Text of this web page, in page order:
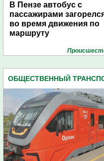
В Пензе автобус с
пассажирами
во время движения по
маршруту
ОБЩЕСТВЕННЫЙ